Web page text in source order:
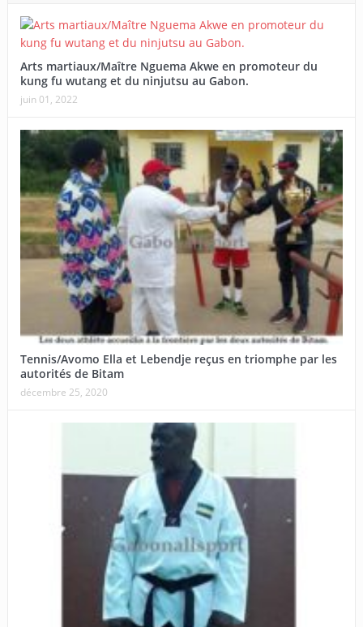
Arts martiaux/Maître Nguema Akwe en promoteur du
kung fu wutang et du ninjutsu au Gabon.
juin 01, 2022
Tennis/Avomo Ella et Lebendje reçus en triomphe par les
autorités de Bitam
décembre 25, 2020